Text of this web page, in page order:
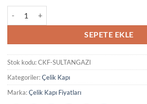
SEPETE EKLE
Stok kodu:CKF-SULTANGAZI
Kategoriler:Çelik Kapı
Marka:Çelik Kapı Fiyatları